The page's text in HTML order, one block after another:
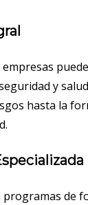
y
hasta la
de